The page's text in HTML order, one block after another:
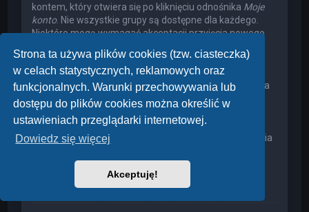
Strona ta używa plików cookies (tzw. ciasteczka)
w celach statystycznych, reklamowych oraz
funkcjonalnych. Warunki przechowywania lub
dostępu do plików cookies można określić w
ustawieniach przeglądarki internetowej.
Dowiedz się więcej
Akceptuję!
kontem, który otwiera się po kliknięciu odnośnika Moje
konto. Nie wszystkie grupy są dostępne dla każdego.
Niektóre mogą wymagać akceptacji przyjęcia nowego
mogą mieć ukrytych członków. Użytkownik może
poprosić o przyjęcie do danej grupy, naciskając
odpowiedni przycisk. Prośba o przyjęcie do grupy, która
wymaga akceptacji przyjęcia nowego członka, musi
zostać zaakceptowana przez lidera grupy. Może on
poprosić użytkownika o podanie wyjaśnień, dlaczego
chce on dołączyć do tej grupy. W przypadku otrzymania
pytaniami – widocznie miał on swoje powody.
Na górę